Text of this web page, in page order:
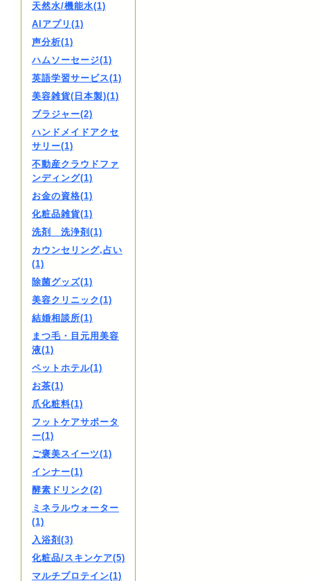
天然水/機能水(1)
AIアプリ(1)
声分析(1)
ハムソーセージ(1)
英語学習サービス(1)
美容雑貨(日本製)(1)
ブラジャー(2)
ハンドメイドアクセ
サリー(1)
不動産クラウドファ
ンディング(1)
お金の資格(1)
化粧品雑貨(1)
洗剤 洗浄剤(1)
カウンセリング,占い
(1)
除菌グッズ(1)
美容クリニック(1)
結婚相談所(1)
まつ毛・目元用美容
液(1)
ペットホテル(1)
お茶(1)
爪化粧料(1)
フットケアサポータ
ー(1)
ご褒美スイーツ(1)
インナー(1)
酵素ドリンク(2)
ミネラルウォーター
(1)
入浴剤(3)
化粧品/スキンケア(5)
マルチプロテイン(1)